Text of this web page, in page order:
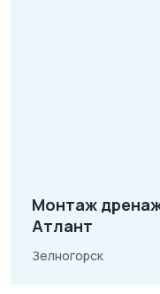
Монтаж
Атлант
Зелногорск